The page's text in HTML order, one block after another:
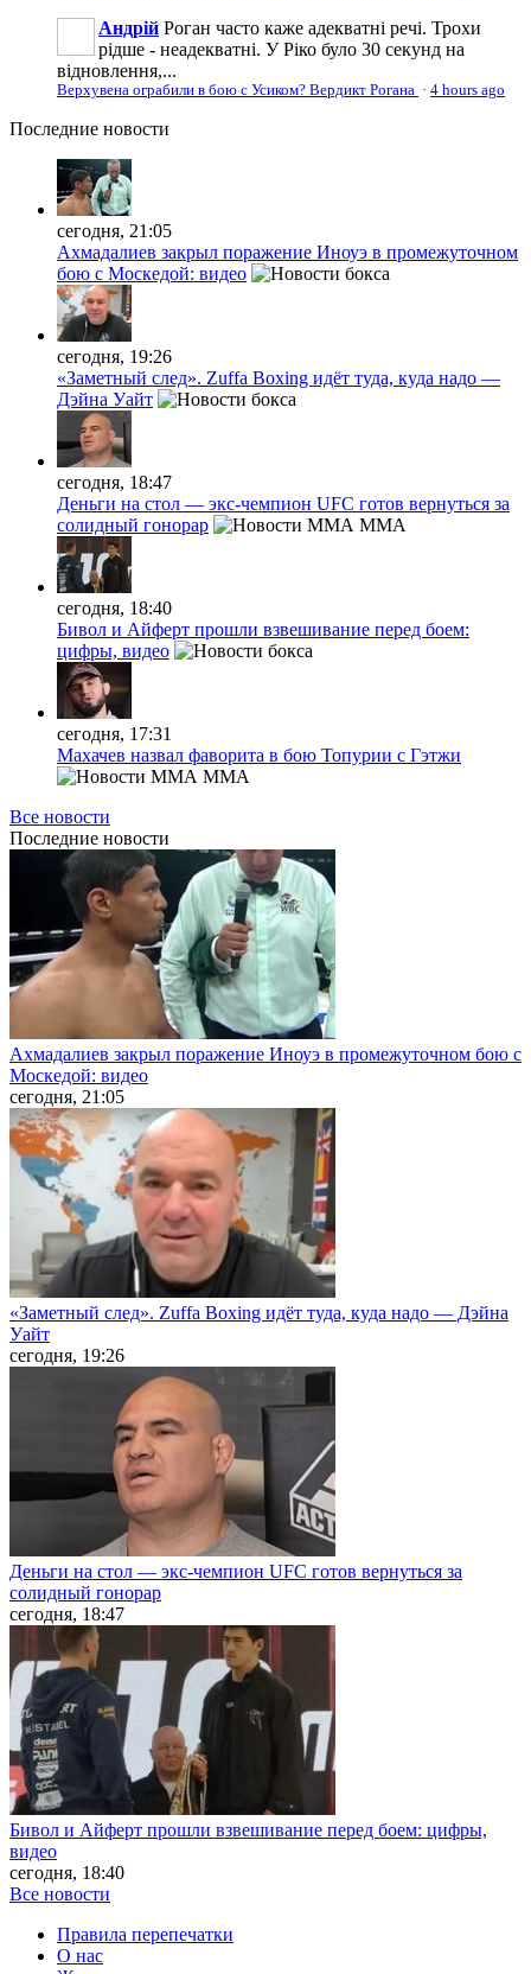
Андрій Роган часто каже адекватні речі. Трохи
рідше - неадекватні. У Ріко було 30 секунд на
відновлення,...
Верхувена ограбили в бою с Усиком? Вердикт Рогана · 4 hours ago
Последние новости
сегодня, 21:05
Ахмадалиев закрыл поражение Иноуэ в промежуточном
бою с Москедой: видео
сегодня, 19:26
«Заметный след». Zuffa Boxing идёт туда, куда надо —
Дэйна Уайт
сегодня, 18:47
Деньги на стол — экс-чемпион UFC готов вернуться за
солидный гонорар
MMA
сегодня, 18:40
Бивол и Айферт прошли взвешивание перед боем:
цифры, видео
сегодня, 17:31
Махачев назвал фаворита в бою Топурии с Гэтжи
MMA
Все новости
Последние новости
Ахмадалиев закрыл поражение Иноуэ в промежуточном бою с
Москедой: видео
сегодня, 21:05
«Заметный след». Zuffa Boxing идёт туда, куда надо — Дэйна
Уайт
сегодня, 19:26
Деньги на стол — экс-чемпион UFC готов вернуться за
солидный гонорар
сегодня, 18:47
Бивол и Айферт прошли взвешивание перед боем: цифры,
видео
сегодня, 18:40
Все новости
Правила перепечатки
О нас